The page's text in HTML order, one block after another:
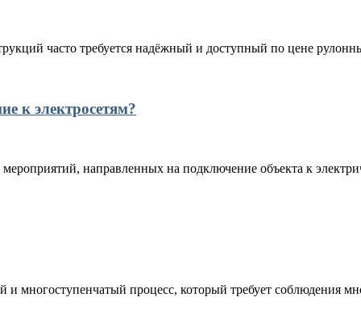
часто требуется надёжный и доступный по цене
к электросетям?
направленных на подключение объекта к
и многоступенчатый процесс, который требует соблюдения